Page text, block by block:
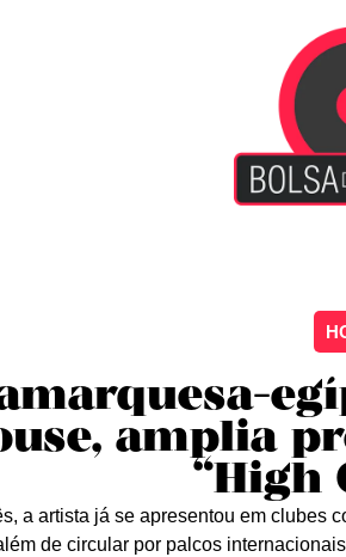
amplia
“High
a artista já se apresentou em clubes
de circular por palcos